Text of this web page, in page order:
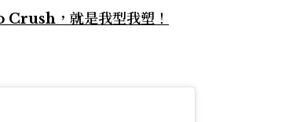
，就是我型我塑！